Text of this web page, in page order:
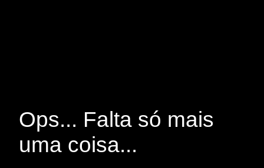
Ops... Falta só mais
uma coisa...